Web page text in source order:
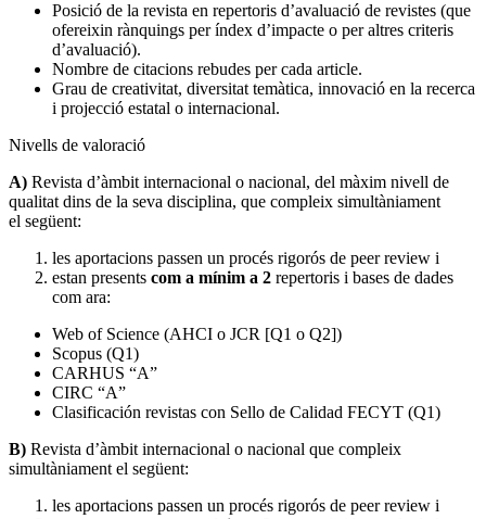
Posició de la revista en repertoris d’avaluació de revistes (que
ofereixin rànquings per índex d’impacte o per altres criteris
d’avaluació).
Nombre de citacions rebudes per cada article.
Grau de creativitat, diversitat temàtica, innovació en la recerca
i projecció estatal o internacional.
Nivells de valoració
A) Revista d’àmbit internacional o nacional, del màxim nivell de
qualitat dins de la seva disciplina, que compleix simultàniament
el següent:
les aportacions passen un procés rigorós de peer review i
estan presents com a mínim a 2 repertoris i bases de dades
com ara:
Web of Science (AHCI o JCR [Q1 o Q2])
Scopus (Q1)
CARHUS “A”
CIRC “A”
Clasificación revistas con Sello de Calidad FECYT (Q1)
B) Revista d’àmbit internacional o nacional que compleix
simultàniament el següent:
les aportacions passen un procés rigorós de peer review i